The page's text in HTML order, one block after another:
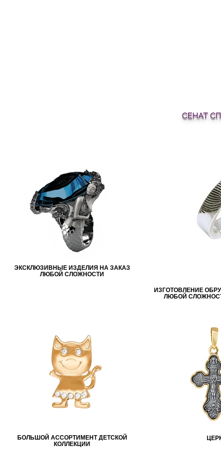
СЕНАТ
ЭКСКЛЮЗИВНЫЕ ИЗДЕЛИЯ НА ЗАКАЗ
ЛЮБОЙ СЛОЖНОСТИ
ИЗГОТОВЛЕНИЕ
ЛЮБОЙ
БОЛЬШОЙ АССОРТИМЕНТ ДЕТСКОЙ
КОЛЛЕКЦИИ